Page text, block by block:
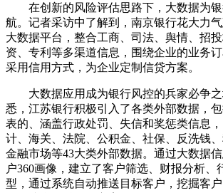
在创新的风险评估思路下，大数据为银
航。记者采访中了解到，南京银行花大力
大数据平台，整合工商、司法、舆情、招
资、专利等多渠道信息，围绕企业的业务
采用信用方式，为企业定制信贷方案。
大数据应用成为银行风控的兵家必争之
悉，江苏银行积极引入了各类外部数据，
表的、涵盖行政处罚、失信和奖惩类信息
计、海关、法院、公积金、社保、反洗钱、
金融市场等43大类外部数据。通过大数据
户360画像，建立了客户筛选、财报分析、
型，通过系统自动推送目标客户，挖掘客